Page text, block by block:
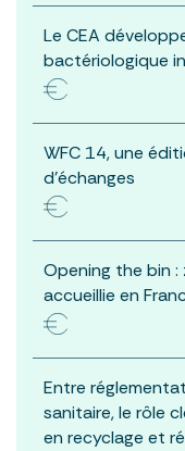
Le CEA
bactériologique
WFC 14, une
d’échanges
Opening the bin
accueillie en
Entre
sanitaire, le rôle
en recyclage et